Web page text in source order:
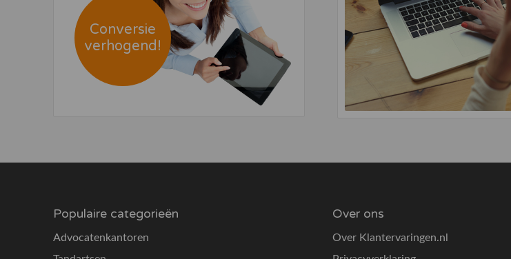
Conversie
verhogend!
Populaire categorieën
Advocatenkantoren
Over ons
Over Klantervaringen.nl